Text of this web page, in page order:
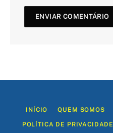
INÍCIO QUEM SOMOS
POLÍTICA DE PRIVACIDADE